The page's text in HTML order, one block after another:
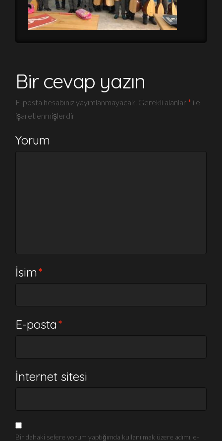
Bir cevap yazın
E-posta hesabınız yayımlanmayacak. Gerekli alanlar * ile
işaretlenmişlerdir
Yorum
İsim*
E-posta*
İnternet sitesi
Bir dahaki sefere yorum yaptığımda kullanılmak üzere adımı, e-